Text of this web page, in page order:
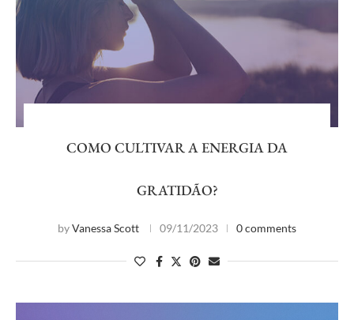
COMO CULTIVAR A ENERGIA DA
GRATIDÃO?
byVanessa Scott 09/11/2023 0 comments